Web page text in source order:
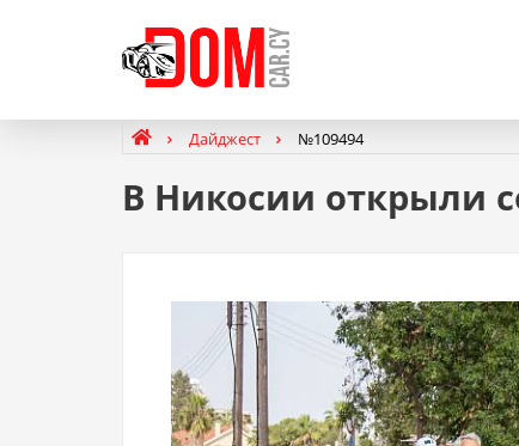
Дайджест №109494
В Никосии открыли